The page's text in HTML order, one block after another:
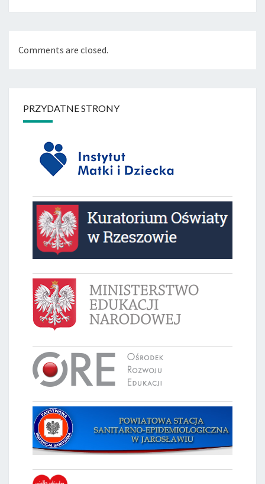
Comments are closed.
PRZYDATNE STRONY